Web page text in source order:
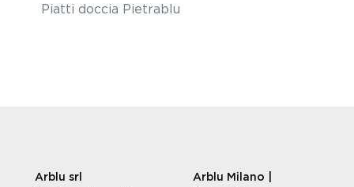
Piatti doccia Pietrablu
Arblu srl
Arblu Milano |